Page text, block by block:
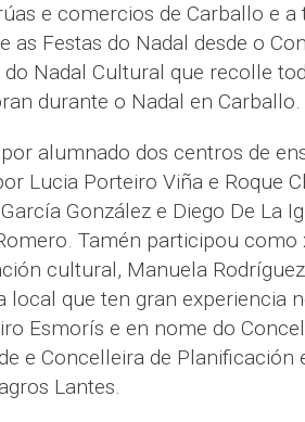
e comercios de Carballo e a
as Festas do Nadal desde o
Nadal Cultural que recolle
durante o Nadal en Carballo.
alumnado dos centros de
Lucia Porteiro Viña e Roque
González e Diego De La
Tamén participou como
cultural, Manuela
local que ten gran experiencia
Esmorís e en nome do
e Concelleira de Planificación
Lantes.